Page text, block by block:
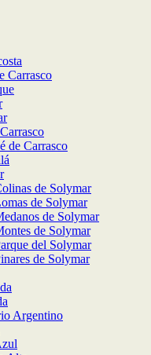
Carrasco
de Carrasco
de Solymar
de Solymar
de Solymar
de Solymar
del Solymar
de Solymar
Argentino